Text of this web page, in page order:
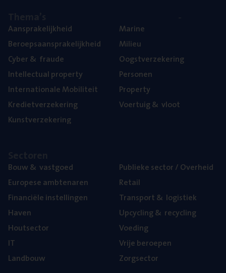
Aan­spra­ke­lijk­heid
Beroeps­aan­spra­ke­lijk­heid
Cyber& fraude
Intel­lec­tu­al property
Inter­na­ti­o­na­le Mobiliteit
Kre­diet­ver­ze­ke­ring
Kunst­ver­ze­ke­ring
Mari­ne
Mili­eu
Oogst­ver­ze­ke­ring
Per­so­nen
Pro­per­ty
Voer­tuig& vloot
Bouw& vastgoed
Euro­pe­se ambtenaren
Finan­ci­ë­le instellingen
Haven
Hout­sec­tor
IT
Land­bouw
Publie­ke sec­tor / Overheid
Retail
Trans­port& logistiek
Upcy­cling& recycling
Voe­ding
Vrije beroe­pen
Zorg­sec­tor